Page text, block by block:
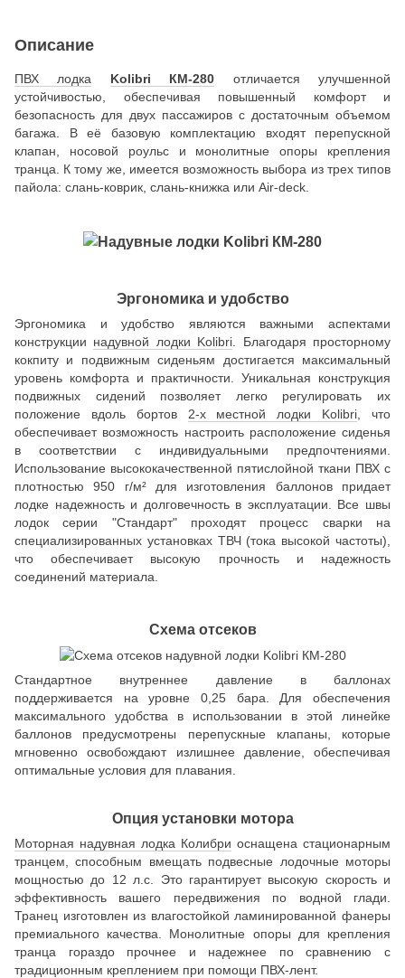
Описание
ПВХ лодка Kolibri КМ-280 отличается улучшенной
устойчивостью, обеспечивая повышенный комфорт и
безопасность для двух пассажиров с достаточным объемом
багажа. В её базовую комплектацию входят перепускной
клапан, носовой роульс и монолитные опоры крепления
транца. К тому же, имеется возможность выбора из трех типов
пайола: слань-коврик, слань-книжка или Air-deck.
Эргономика и удобство
Эргономика и удобство являются важными аспектами
конструкции надувной лодки Kolibri. Благодаря просторному
кокпиту и подвижным сиденьям достигается максимальный
уровень комфорта и практичности. Уникальная конструкция
подвижных сидений позволяет легко регулировать их
положение вдоль бортов 2-х местной лодки Kolibri, что
обеспечивает возможность настроить расположение сиденья
в соответствии с индивидуальными предпочтениями.
Использование высококачественной пятислойной ткани ПВХ с
плотностью 950 г/м² для изготовления баллонов придает
лодке надежность и долговечность в эксплуатации. Все швы
лодок серии "Стандарт" проходят процесс сварки на
специализированных установках ТВЧ (тока высокой частоты),
что обеспечивает высокую прочность и надежность
соединений материала.
Схема отсеков
Стандартное внутреннее давление в баллонах
поддерживается на уровне 0,25 бара. Для обеспечения
максимального удобства в использовании в этой линейке
баллонов предусмотрены перепускные клапаны, которые
мгновенно освобождают излишнее давление, обеспечивая
оптимальные условия для плавания.
Опция установки мотора
Моторная надувная лодка Колибри оснащена стационарным
транцем, способным вмещать подвесные лодочные моторы
мощностью до 12 л.с. Это гарантирует высокую скорость и
эффективность вашего передвижения по водной глади.
Транец изготовлен из влагостойкой ламинированной фанеры
премиального качества. Монолитные опоры для крепления
транца гораздо прочнее и надежнее по сравнению с
традиционным креплением при помощи ПВХ-лент.